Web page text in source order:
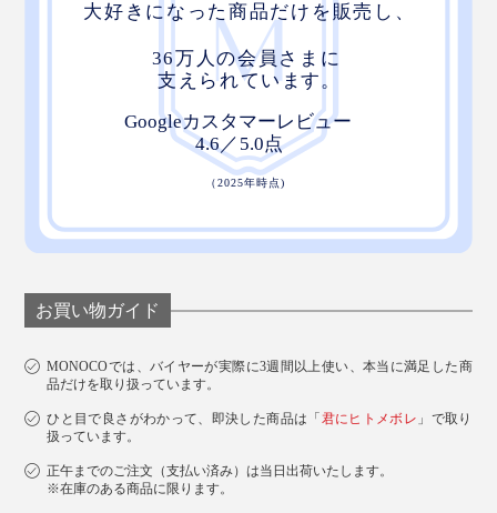
お買い物ガイド
MONOCOでは、バイヤーが実際に3週間以上使い、本当に満足した商
品だけを取り扱っています。
ひと目で良さがわかって、即決した商品は「君にヒトメボレ 」で取り
扱っています。
正午までのご注文（支払い済み）は当日出荷いたします。
※在庫のある商品に限ります。